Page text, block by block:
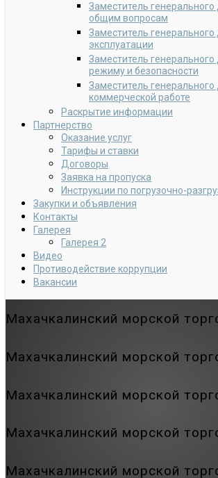
Заместитель генерального
общим вопросам
Заместитель генерального
эксплуатации
Заместитель генерального
режиму и безопасности
Заместитель генерального
коммерческой работе
Раскрытие информации
Партнерство
Оказание услуг
Тарифы и ставки
Договоры
Заявка на пропуска
Инструкции по погрузочно-
Закупки и объявления
Контакты
Галерея
Галерея 2
Видео
Противодействие коррупции
Вакансии
Махачкалинский морской
Махачкалинский морской
Махачкалинский морской
Махачкалинский морской
Махачкалинский морской